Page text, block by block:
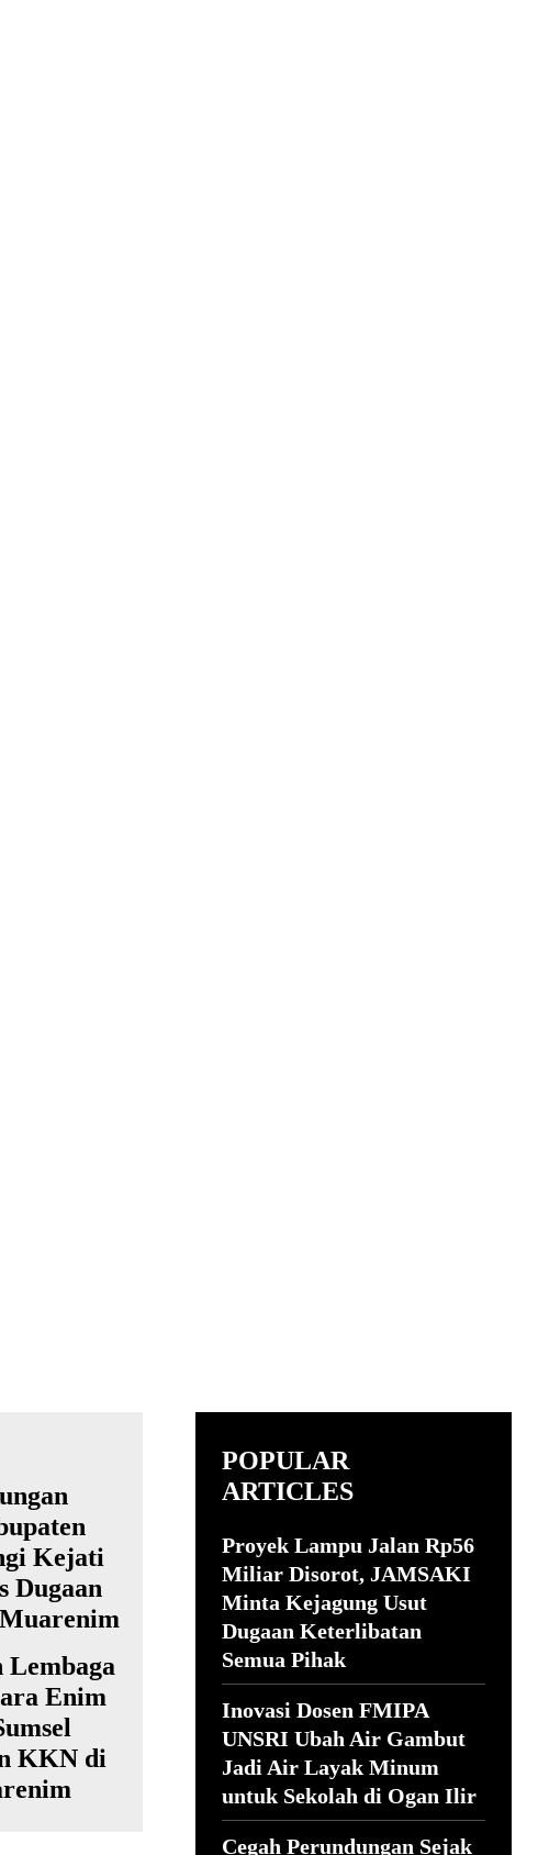
Lembaga
Enim
KKN di
POPULAR
ARTICLES
Proyek Lampu Jalan Rp56
Miliar Disorot, JAMSAKI
Minta Kejagung Usut
Dugaan Keterlibatan
Semua Pihak
Inovasi Dosen FMIPA
UNSRI Ubah Air Gambut
Jadi Air Layak Minum
untuk Sekolah di Ogan Ilir
Cegah Perundungan Sejak